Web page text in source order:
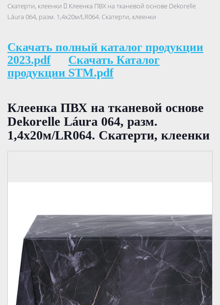
Скатерти, клеенки
Клеенка ПВХ на тканевой основе Dekorelle
Láura 064, разм. 1,4х20м/LR064. Скатерти, клеенки
Скачать полный каталог продукции
2023.pdf
Скачать Каталог
продукции STM.pdf
Клеенка ПВХ на тканевой основе
Dekorelle Láura 064, разм.
1,4х20м/LR064. Скатерти, клеенки